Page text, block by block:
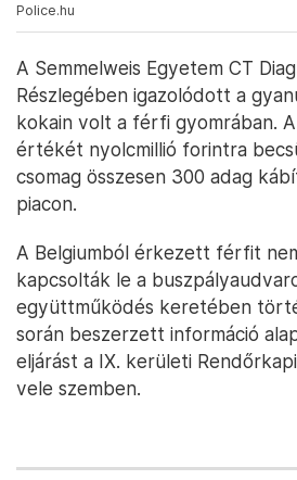
Police.hu
A Semmelweis Egyetem CT
Részlegében igazolódott a
kokain volt a férfi gyomrában.
értékét nyolcmillió forintra
csomag összesen 300 adag
piacon.
A Belgiumból érkezett férfit
kapcsolták le a
együttműködés keretében
során beszerzett információ
eljárást a IX. kerületi
vele szemben.